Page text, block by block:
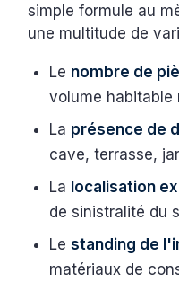
simple formule au
une multitude de
Le nombre de
volume habitable
La présence de
cave, terrasse,
La localisation
de sinistralité du
Lestanding de
matériaux de